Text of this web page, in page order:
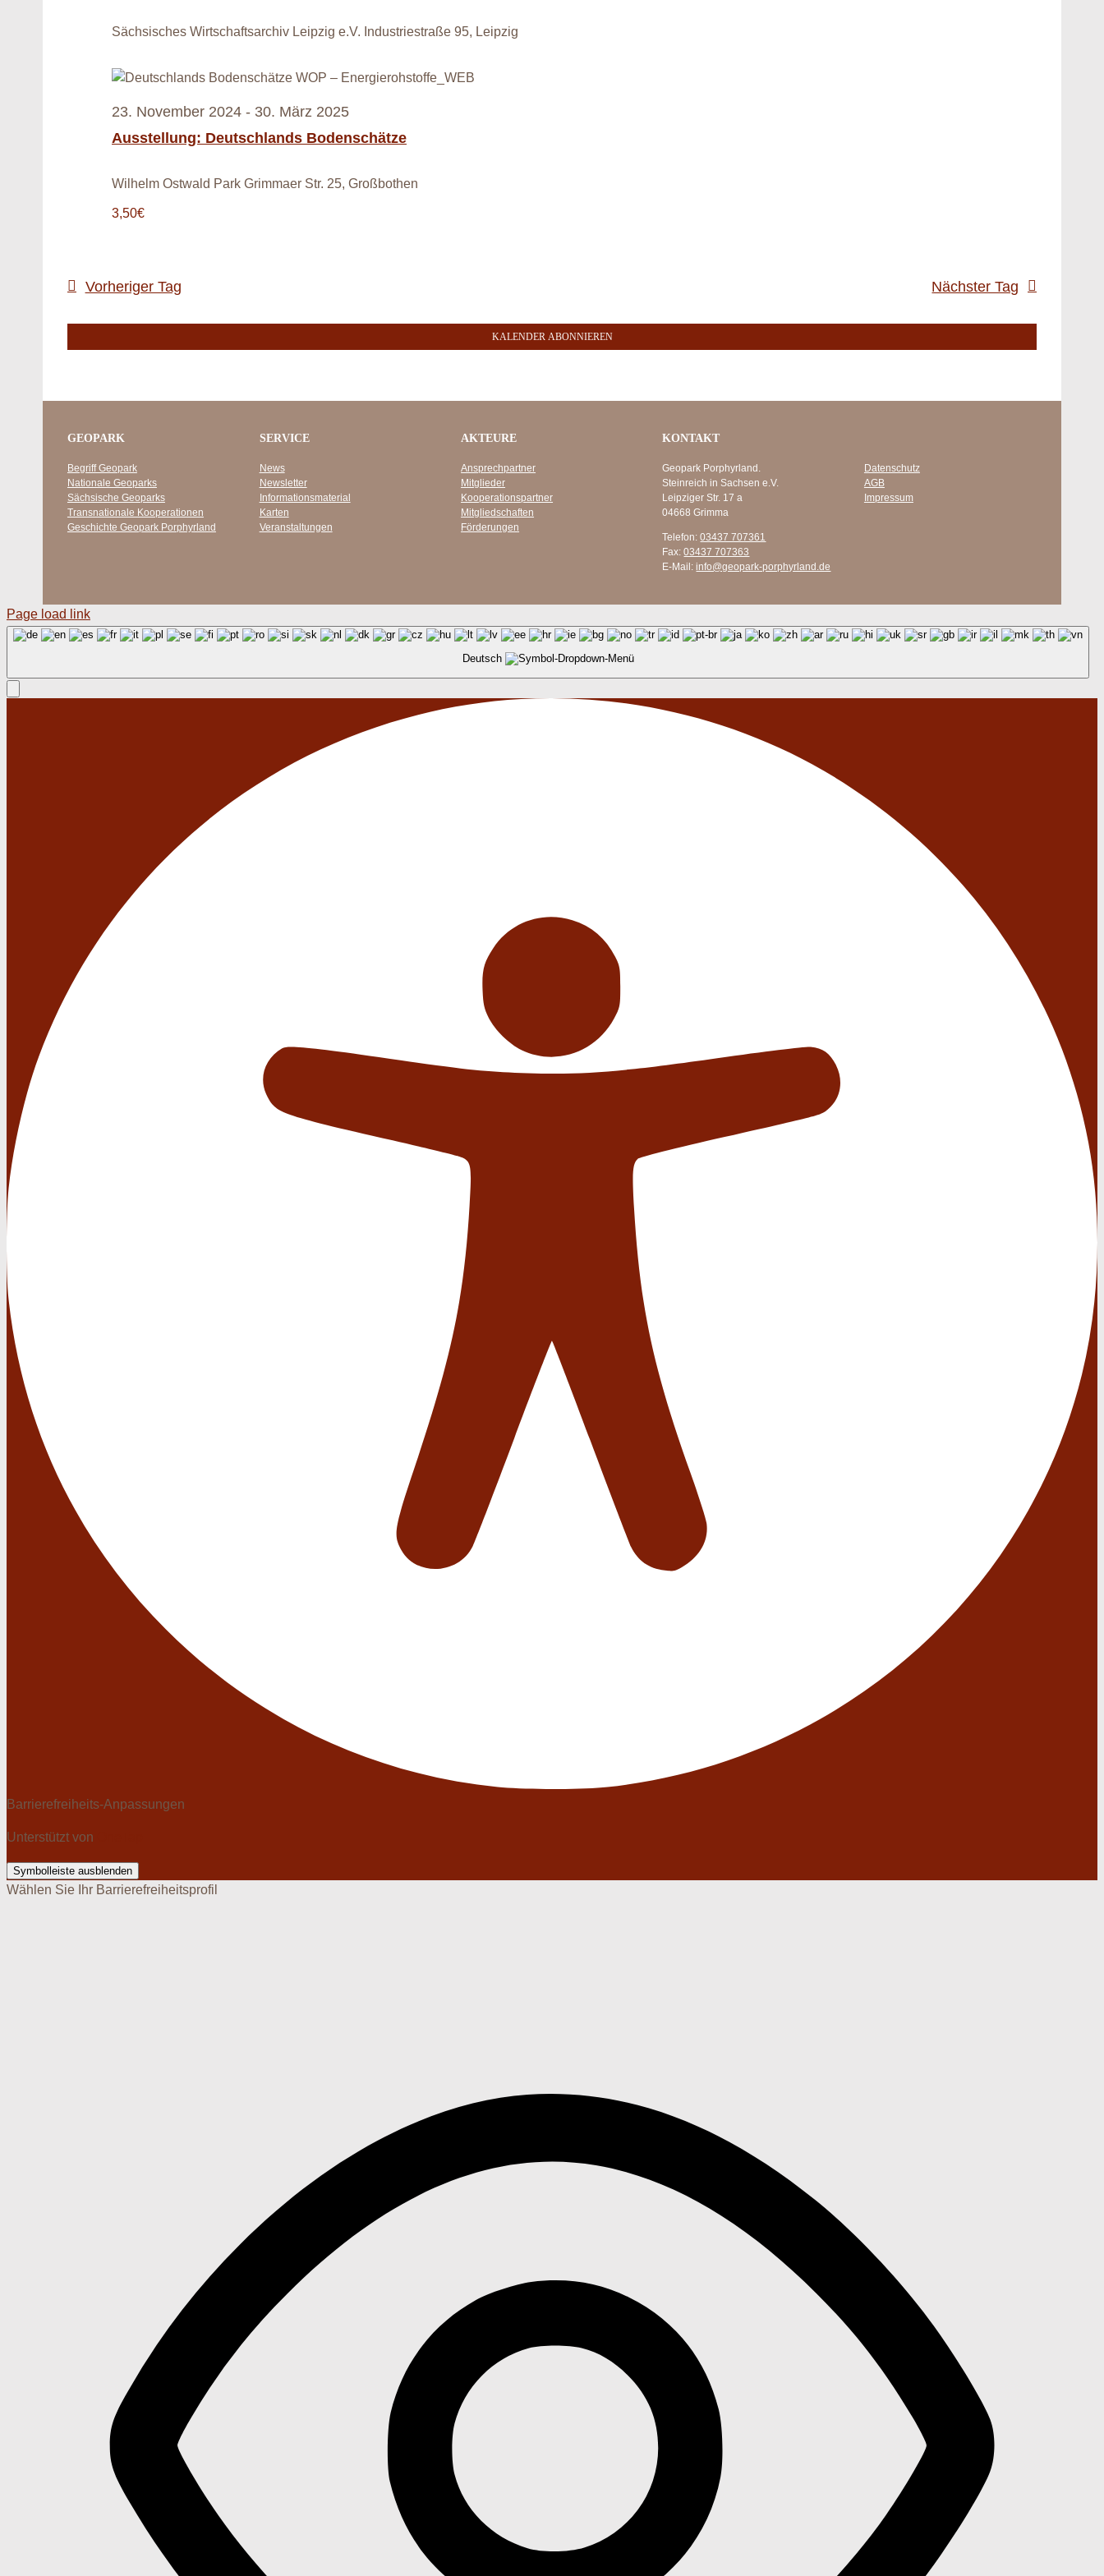
Sächsisches Wirtschaftsarchiv Leipzig e.V. Industriestraße 95, Leipzig
Ausstellung: Deutschlands Bodenschätze
23. November 2024 - 30. März 2025
Wilhelm Ostwald Park Grimmaer Str. 25, Großbothen
3,50€
Vorheriger Tag Nächster Tag
KALENDER ABONNIEREN
GEOPARK
Begriff Geopark
Nationale Geoparks
Sächsische Geoparks
Transnationale Kooperationen
Geschichte Geopark Porphyrland
SERVICE
News
Newsletter
Informationsmaterial
Karten
Veranstaltungen
AKTEURE
Ansprechpartner
Mitglieder
Kooperationspartner
Mitgliedschaften
Förderungen
KONTAKT
Geopark Porphyrland.
Steinreich in Sachsen e.V.
Leipziger Str. 17 a
04668 Grimma
Telefon:03437 707361
Fax:03437 707363
E-Mail:info@geopark-porphyrland.de
Datenschutz
AGB
Impressum
Page load link
Deutsch
Barrierefreiheits-Anpassungen
Unterstützt von
Symbolleiste ausblenden
Wählen Sie Ihr Barrierefreiheitsprofil